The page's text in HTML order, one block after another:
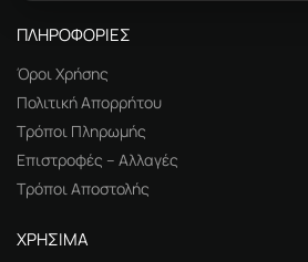
ΠΛΗΡΟΦΟΡΙΕΣ
Όροι Χρήσης
Πολιτική Απορρήτου
Τρόποι Πληρωμής
Επιστροφές – Αλλαγές
Τρόποι Αποστολής
ΧΡΗΣΙΜΑ